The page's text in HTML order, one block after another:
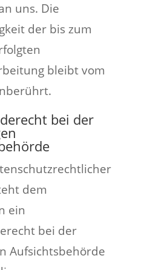
uns. Die
der bis zum
bleibt vom
bei der
dem
ein
bei der
Aufsichtsbehörde